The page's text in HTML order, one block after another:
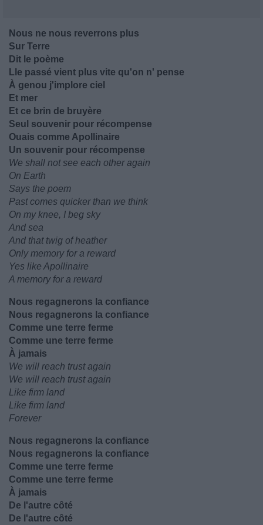
Nous ne nous reverrons plus
Sur Terre
Dit le poème
Lle passé vient plus vite qu'on n' pense
À genou j'implore ciel
Et mer
Et ce brin de bruyère
Seul souvenir pour récompense
Ouais comme Apollinaire
Un souvenir pour récompense
We shall not see each other again
On Earth
Says the poem
Past comes quicker than we think
On my knee, I beg sky
And sea
And that twig of heather
Only memory for a reward
Yes like Apollinaire
A memory for a reward
Nous regagnerons la confiance
Nous regagnerons la confiance
Comme une terre ferme
Comme une terre ferme
À jamais
We will reach trust again
We will reach trust again
Like firm land
Like firm land
Forever
Nous regagnerons la confiance
Nous regagnerons la confiance
Comme une terre ferme
Comme une terre ferme
À jamais
De l'autre côté
De l'autre côté